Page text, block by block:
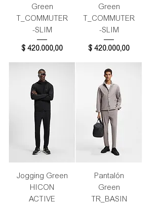
Green
T_COMMUTER
-SLIM
Precio
$ 420.000,00
Green
T_COMMUTER
-SLIM
Precio
$ 420.000,00
Jogging Green
HICON
ACTIVE
Pantalón
Green
TR_BASIN